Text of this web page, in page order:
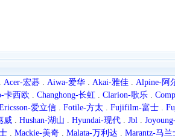
. Acer-宏碁 . Aiwa-爱华 . Akai-雅佳 . Alpine-阿
卡西欧 . Changhong-长虹 . Clarion-歌乐 .
爱立信 . Fotile-方太 . Fujifilm-富士 .
威 . Hushan-湖山 . Hyundai-现代 . Jbl .
. Mackie-美奇 . Malata-万利达 . Marantz-马兰